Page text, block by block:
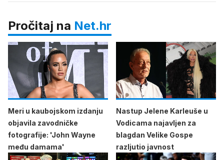
Pročitaj na Net.hr
Meri u kaubojskom izdanju
objavila zavodničke
fotografije: 'John Wayne
među damama'
Nastup Jelene Karleuše u
Vodicama najavljen za
blagdan Velike Gospe
razljutio javnost